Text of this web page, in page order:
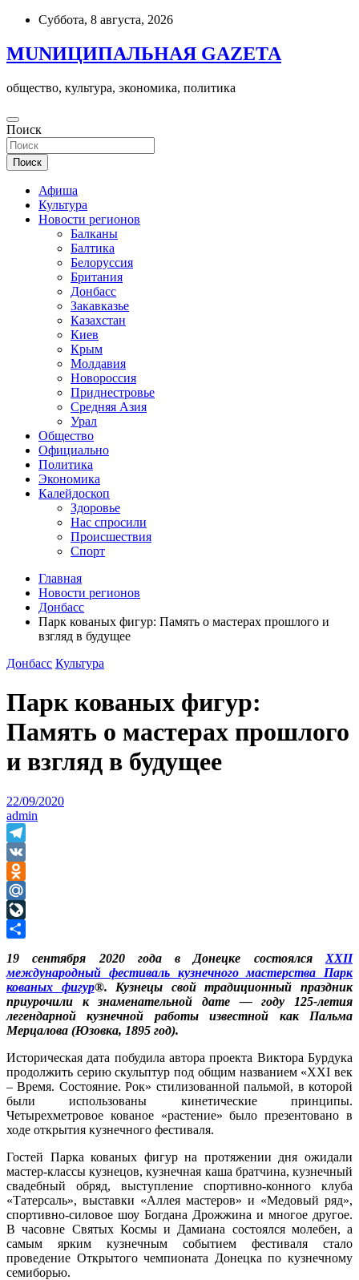
Skip
content
Суббота, 8 августа, 2026
MUNИЦИПАЛЬНАЯ GAZЕТА
общество, культура, экономика, политика
Поиск
Поиск
Афиша
Культура
Новости регионов
Балканы
Балтика
Белоруссия
Британия
Донбасс
Закавказье
Казахстан
Киев
Крым
Молдавия
Новороссия
Приднестровье
Средняя Азия
Урал
Общество
Официально
Политика
Экономика
Калейдоскоп
Здоровье
Нас спросили
Происшествия
Спорт
Главная
Новости регионов
Донбасс
Парк кованых фигур: Память о мастерах прошлого и
взгляд в будущее
Донбасс Культура
Парк кованых фигур:
Память о мастерах прошлого
и взгляд в будущее
22/09/2020
admin
Telegram
VK
Odnoklassniki
Mail.Ru
LiveJournal
19 сентября 2020 года в Донецке состоялся XXII
международный фестиваль кузнечного мастерства Парк
кованых фигур®. Кузнецы свой традиционный праздник
приурочили к знаменательной дате — году 125-летия
легендарной кузнечной работы известной как Пальма
Мерцалова (Юзовка, 1895 год).
Историческая дата побудила автора проекта Виктора Бурдука
продолжить серию скульптур под общим названием «ХХI век
– Время. Состояние. Рок» стилизованной пальмой, в которой
были использованы кинетические принципы.
Четырехметровое кованое «растение» было презентовано в
ходе открытия кузнечного фестиваля.
Гостей Парка кованых фигур на протяжении дня ожидали
мастер-классы кузнецов, кузнечная каша братчина, кузнечный
свадебный обряд, выступление спортивно-конного клуба
«Татерсаль», выставки «Аллея мастеров» и «Медовый ряд»,
спортивно-силовое шоу Богдана Дрожжина и многое другое.
В часовне Святых Космы и Дамиана состоялся молебен, а
самым ярким кузнечным событием фестиваля стало
проведение Открытого чемпионата Донецка по кузнечному
семиборью.